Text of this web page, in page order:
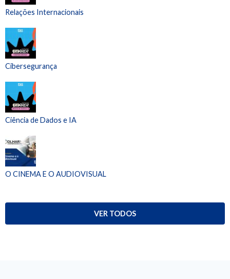
Relações Internacionais
Cibersegurança
Ciência de Dados e IA
O CINEMA E O AUDIOVISUAL
VER TODOS